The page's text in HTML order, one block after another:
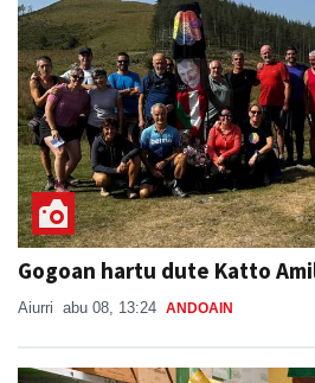
Gogoan hartu dute Katto
Aiurri abu 08, 13:24 ANDOAIN